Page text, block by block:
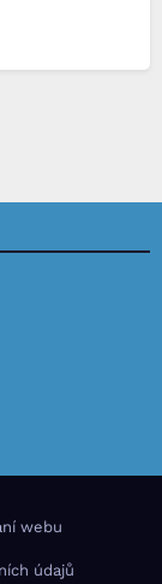
webu
údajů